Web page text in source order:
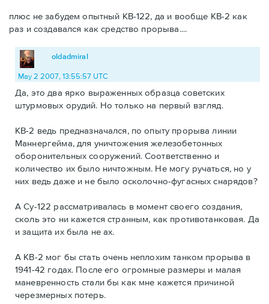
плюс не забудем опытный КВ-122, да и вообще КВ-2 как
раз и создавался как средство прорыва....
oldadmiral
May 2 2007, 13:55:57 UTC
Да, это два ярко выраженных образца советских
штурмовых орудий. Но только на первый взгляд.
КВ-2 ведь предназначался, по опыту прорыва линии
Маннергейма, для уничтожения железобетонных
оборонительных сооружений. Соответственно и
количество их было ничтожным. Не могу ручаться, но у
них ведь даже и не было осколочно-фугасных снарядов?
А Су-122 рассматривалась в момент своего создания,
сколь это ни кажется странным, как противотанковая. Да
и защита их была не ах.
А КВ-2 мог бы стать очень неплохим танком прорыва в
1941-42 годах. После его огромные размеры и малая
маневренность стали бы как мне кажется причиной
черезмерных потерь.